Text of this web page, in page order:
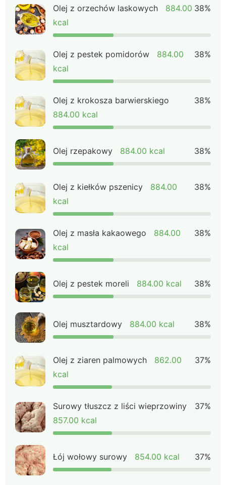
Olej z orzechów laskowych
884.00
kcal
38%
Olej z pestek pomidorów
884.00
kcal
38%
Olej z krokosza barwierskiego
884.00 kcal
38%
Olej rzepakowy 884.00 kcal 38%
Olej z kiełków pszenicy
884.00
kcal
38%
Olej z masła kakaowego
884.00
kcal
38%
Olej z pestek moreli 884.00 kcal 38%
Olej musztardowy 884.00 kcal 38%
Olej z ziaren palmowych
862.00
kcal
37%
Surowy tłuszcz z liści wieprzowiny
857.00 kcal
37%
Łój wołowy surowy 854.00 kcal 37%